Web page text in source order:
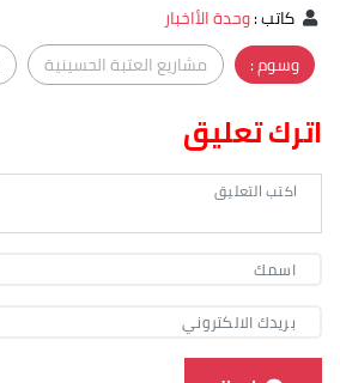
كاتب:وحدة الأاخبار
وسوم :
مشاريع العتبة الحسينية
اترك تعليق